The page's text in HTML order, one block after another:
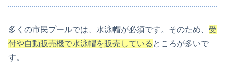
多くの市民プールでは、水泳帽が必須です。そのため、 受
付や自動販売機で水泳帽を販売している ところが多いで
す。